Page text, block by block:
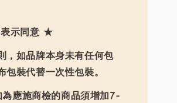
示同意 ★
，如品牌本身未有任何包
裝代替一次性包裝。
應施商檢的商品須增加7-